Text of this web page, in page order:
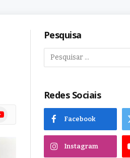
Pesquisa
Redes Sociais
Facebook
Instagram